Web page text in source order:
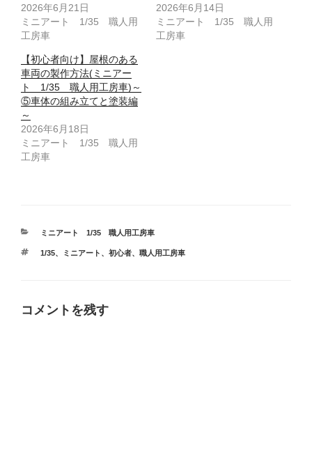
2026年6月21日
ミニアート 1/35 職人用
工房車
2026年6月14日
ミニアート 1/35 職人用
工房車
【初心者向け】屋根のある
車両の製作方法(ミニアー
ト 1/35 職人用工房車)～
⑤車体の組み立てと塗装編
～
2026年6月18日
ミニアート 1/35 職人用
工房車
カ
ゴ
ミニアート 1/35 職人用工房車
タ
1/35、 ミニアート 、 初心者、 職人用工房車
コメントを残す